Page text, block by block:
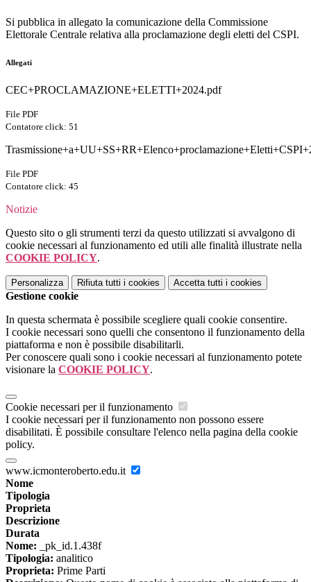
Si pubblica in allegato la comunicazione della Commissione
Elettorale Centrale relativa alla proclamazione degli eletti del CSPI.
Allegati
CEC+PROCLAMAZIONE+ELETTI+2024.pdf
File PDF
Contatore click: 51
File PDF
Contatore click: 45
Notizie
Questo sito o gli strumenti terzi da questo utilizzati si avvalgono di
cookie necessari al funzionamento ed utili alle finalità illustrate nella
COOKIE POLICY.
Personalizza Rifiuta tutti i cookies Accetta tutti i cookies
Gestione cookie
In questa schermata è possibile scegliere quali cookie consentire.
I cookie necessari sono quelli che consentono il funzionamento della
piattaforma e non è possibile disabilitarli.
Per conoscere quali sono i cookie necessari al funzionamento potete
visionare la COOKIE POLICY.
Cookie necessari per il funzionamento
I cookie necessari per il funzionamento non possono essere
disabilitati. È possibile consultare l'elenco nella pagina della cookie
policy.
www.icmonteroberto.edu.it
Nome
Tipologia
Proprieta
Descrizione
Durata
Nome: _pk_id.1.438f
Tipologia: analitico
Proprieta: Prime Parti